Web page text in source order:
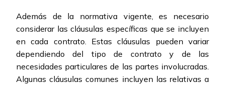
Además de la normativa vigente, es necesario
considerar las cláusulas específicas que se incluyen
en cada contrato. Estas cláusulas pueden variar
dependiendo del tipo de contrato y de las
necesidades particulares de las partes involucradas.
Algunas cláusulas comunes incluyen las relativas a